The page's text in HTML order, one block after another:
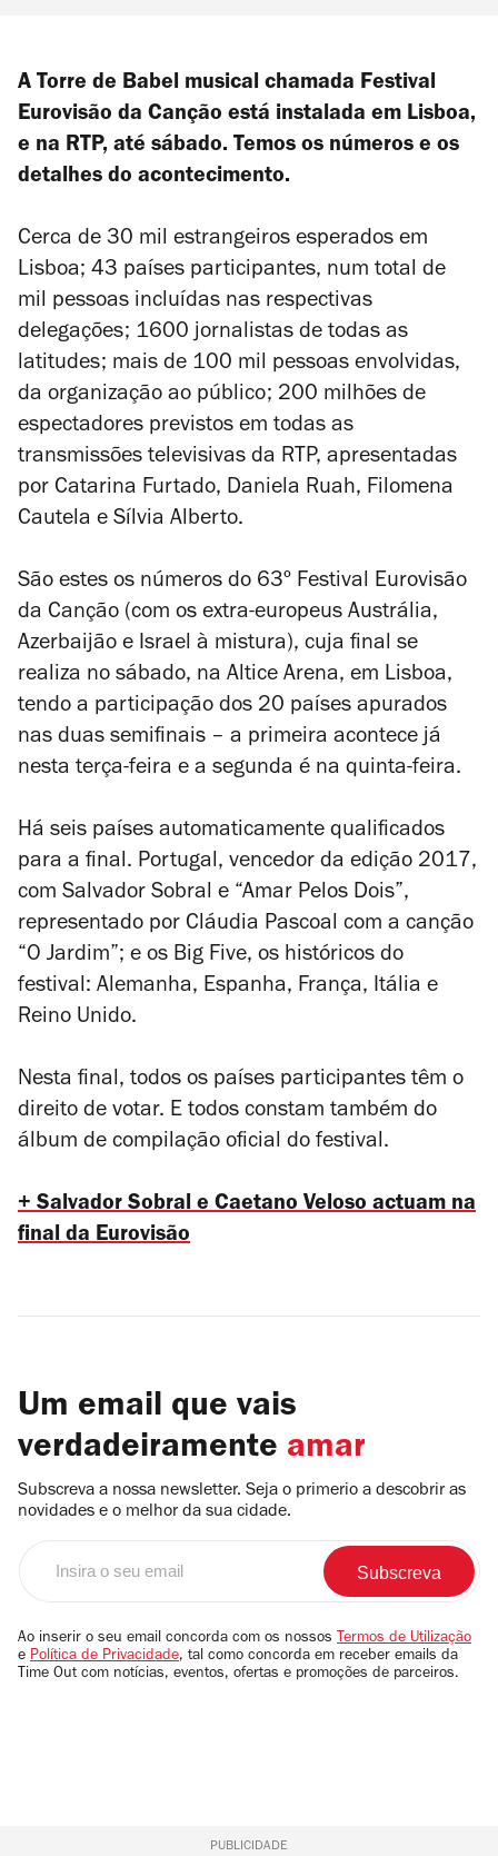
A Torre de Babel musical chamada Festival
Eurovisão da Canção está instalada em Lisboa,
e na RTP, até sábado. Temos os números e os
detalhes do acontecimento.
Cerca de 30 mil estrangeiros esperados em
Lisboa; 43 países participantes, num total de
mil pessoas incluídas nas respectivas
delegações; 1600 jornalistas de todas as
latitudes; mais de 100 mil pessoas envolvidas,
da organização ao público; 200 milhões de
espectadores previstos em todas as
transmissões televisivas da RTP, apresentadas
por Catarina Furtado, Daniela Ruah, Filomena
Cautela e Sílvia Alberto.
São estes os números do 63º Festival Eurovisão
da Canção (com os extra-europeus Austrália,
Azerbaijão e Israel à mistura), cuja final se
realiza no sábado, na Altice Arena, em Lisboa,
tendo a participação dos 20 países apurados
nas duas semifinais – a primeira acontece já
nesta terça-feira e a segunda é na quinta-feira.
Há seis países automaticamente qualificados
para a final. Portugal, vencedor da edição 2017,
com Salvador Sobral e “Amar Pelos Dois”,
representado por Cláudia Pascoal com a canção
“O Jardim”; e os Big Five, os históricos do
festival: Alemanha, Espanha, França, Itália e
Reino Unido.
Nesta final, todos os países participantes têm o
direito de votar. E todos constam também do
álbum de compilação oficial do festival.
+ Salvador Sobral e Caetano Veloso actuam na
final da Eurovisão
Um email que vais
verdadeiramente amar
Subscreva a nossa newsletter. Seja o primerio a descobrir as
novidades e o melhor da sua cidade.
email
Ao inserir o seu email concorda com os nossos Termos de Utilização
e Política de Privacidade, tal como concorda em receber emails da
Time Out com notícias, eventos, ofertas e promoções de parceiros.
PUBLICIDADE